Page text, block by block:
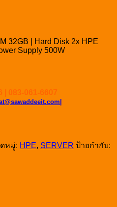
32GB | Hard Disk 2x HPE
Supply 500W
| 083-061-6607
หมู่: HPE, SERVER ป้ายกำกับ: